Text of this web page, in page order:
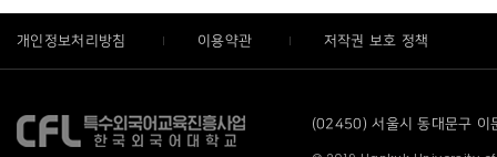
개인정보처리방침 이용약관 저작권 보호 정책
(02450) 서울시 동대문구